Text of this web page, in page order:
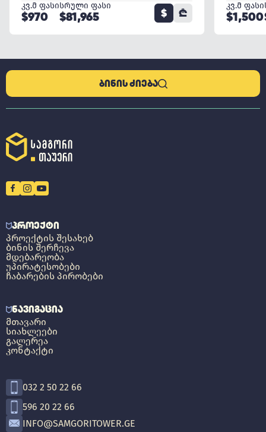
კვ.მ ფასი
$970
სრული ფასი
$81,965 $ ₾
კვ.მ ფასი
$1,500
ᲑᲘᲜᲘᲡ ᲫᲘᲔᲑᲐ
ᲞᲠᲝᲔᲥᲢᲘ
ᲞᲠᲝᲔᲥᲢᲘᲡ ᲨᲔᲡᲐᲮᲔᲑ
ᲑᲘᲜᲘᲡ ᲨᲔᲠᲩᲔᲕᲐ
ᲛᲓᲔᲑᲐᲠᲔᲝᲑᲐ
ᲣᲞᲘᲠᲐᲢᲔᲡᲝᲑᲔᲑᲘ
ᲩᲐᲑᲐᲠᲔᲑᲘᲡ ᲞᲘᲠᲝᲑᲔᲑᲘ
ᲜᲐᲕᲘᲒᲐᲪᲘᲐ
ᲛᲗᲐᲕᲐᲠᲘ
ᲡᲘᲐᲮᲚᲔᲔᲑᲘ
ᲒᲐᲚᲔᲠᲔᲐ
ᲙᲝᲜᲢᲐᲥᲢᲘ
032 2 50 22 66
596 20 22 66
INFO@SAMGORITOWER.GE